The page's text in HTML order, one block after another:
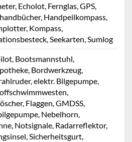
Echolot, Fernglas, GPS,
Handpeilkompass,
Kompass,
Seekarten, Sumlog
Bootsmannstuhl,
Bordwerkzeug,
elektr. Bilgepumpe,
Flaggen, GMDSS,
Nebelhorn,
Notsignale, Radarreflektor,
Sicherheitsgurt,